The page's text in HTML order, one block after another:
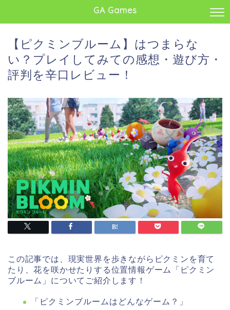
GA Games
【ピクミンブルーム】はつまらな
い？プレイしてみての感想・遊び方・
評判を辛口レビュー！
この記事では、現実世界を歩きながらピクミンを育て
たり、花を咲かせたりする位置情報ゲーム「ピクミン
ブルーム」についてご紹介します！
「 ピクミンブルーム はどんなゲーム？」